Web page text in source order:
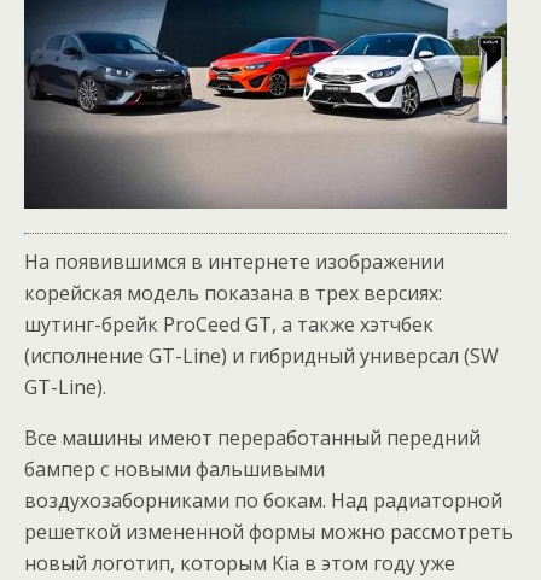
На появившимся в интернете изображении
корейская модель показана в трех версиях:
шутинг-брейк ProCeed GT, а также хэтчбек
(исполнение GT-Line) и гибридный универсал (SW
GT-Line).
Все машины имеют переработанный передний
бампер с новыми фальшивыми
воздухозаборниками по бокам. Над радиаторной
решеткой измененной формы можно рассмотреть
новый логотип, которым Kia в этом году уже